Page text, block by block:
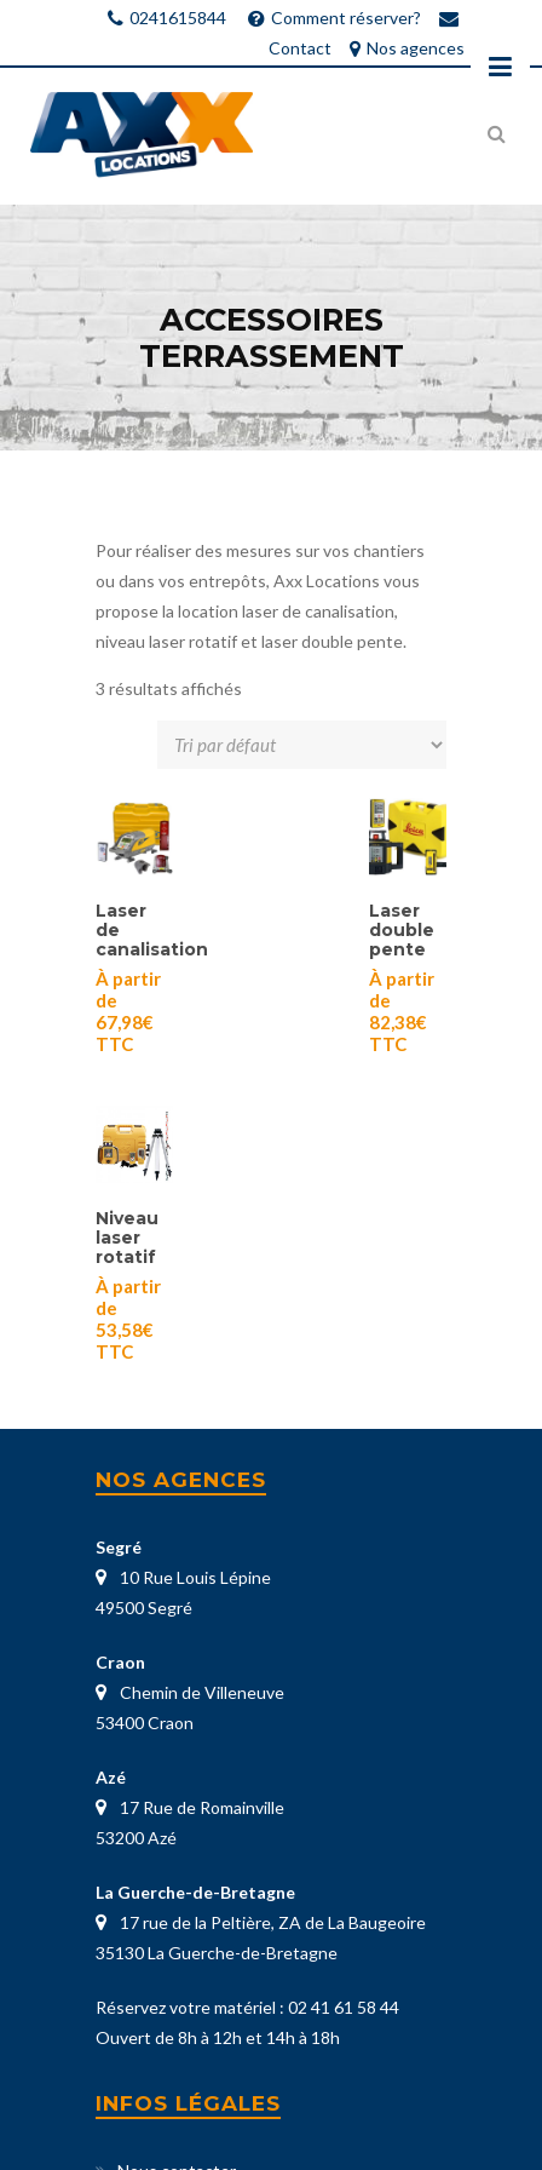
0241615844
Comment réserver?
Contact
Nos agences
ACCESSOIRES
TERRASSEMENT
Pour réaliser des mesures sur vos chantiers
ou dans vos entrepôts, Axx Locations vous
propose la location laser de canalisation,
niveau laser rotatif et laser double pente.
3 résultats affichés
Laser
de
canalisation
À partir
de
67,98€
TTC
Laser
double
pente
À partir
de
82,38€
TTC
Niveau
laser
rotatif
À partir
de
53,58€
TTC
NOS AGENCES
Segré
10 Rue Louis Lépine
49500 Segré
Craon
Chemin de Villeneuve
53400 Craon
Azé
17 Rue de Romainville
53200 Azé
La Guerche-de-Bretagne
17 rue de la Peltière, ZA de La Baugeoire
35130 La Guerche-de-Bretagne
Réservez votre matériel : 02 41 61 58 44
Ouvert de 8h à 12h et 14h à 18h
INFOS LÉGALES